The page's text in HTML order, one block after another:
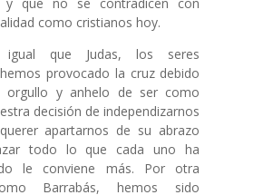
como cristianos hoy.
que Judas, los seres
provocado la cruz debido
orgullo y anhelo de ser como
decisión de independizarnos
apartarnos de su abrazo
todo lo que cada uno ha
le conviene más. Por otra
Barrabás, hemos sido